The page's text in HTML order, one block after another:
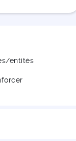
entités